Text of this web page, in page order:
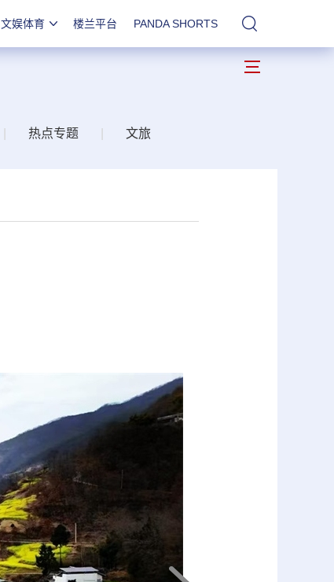
文娱体育 楼兰平台 PANDA SHORTS
热点专题 文旅